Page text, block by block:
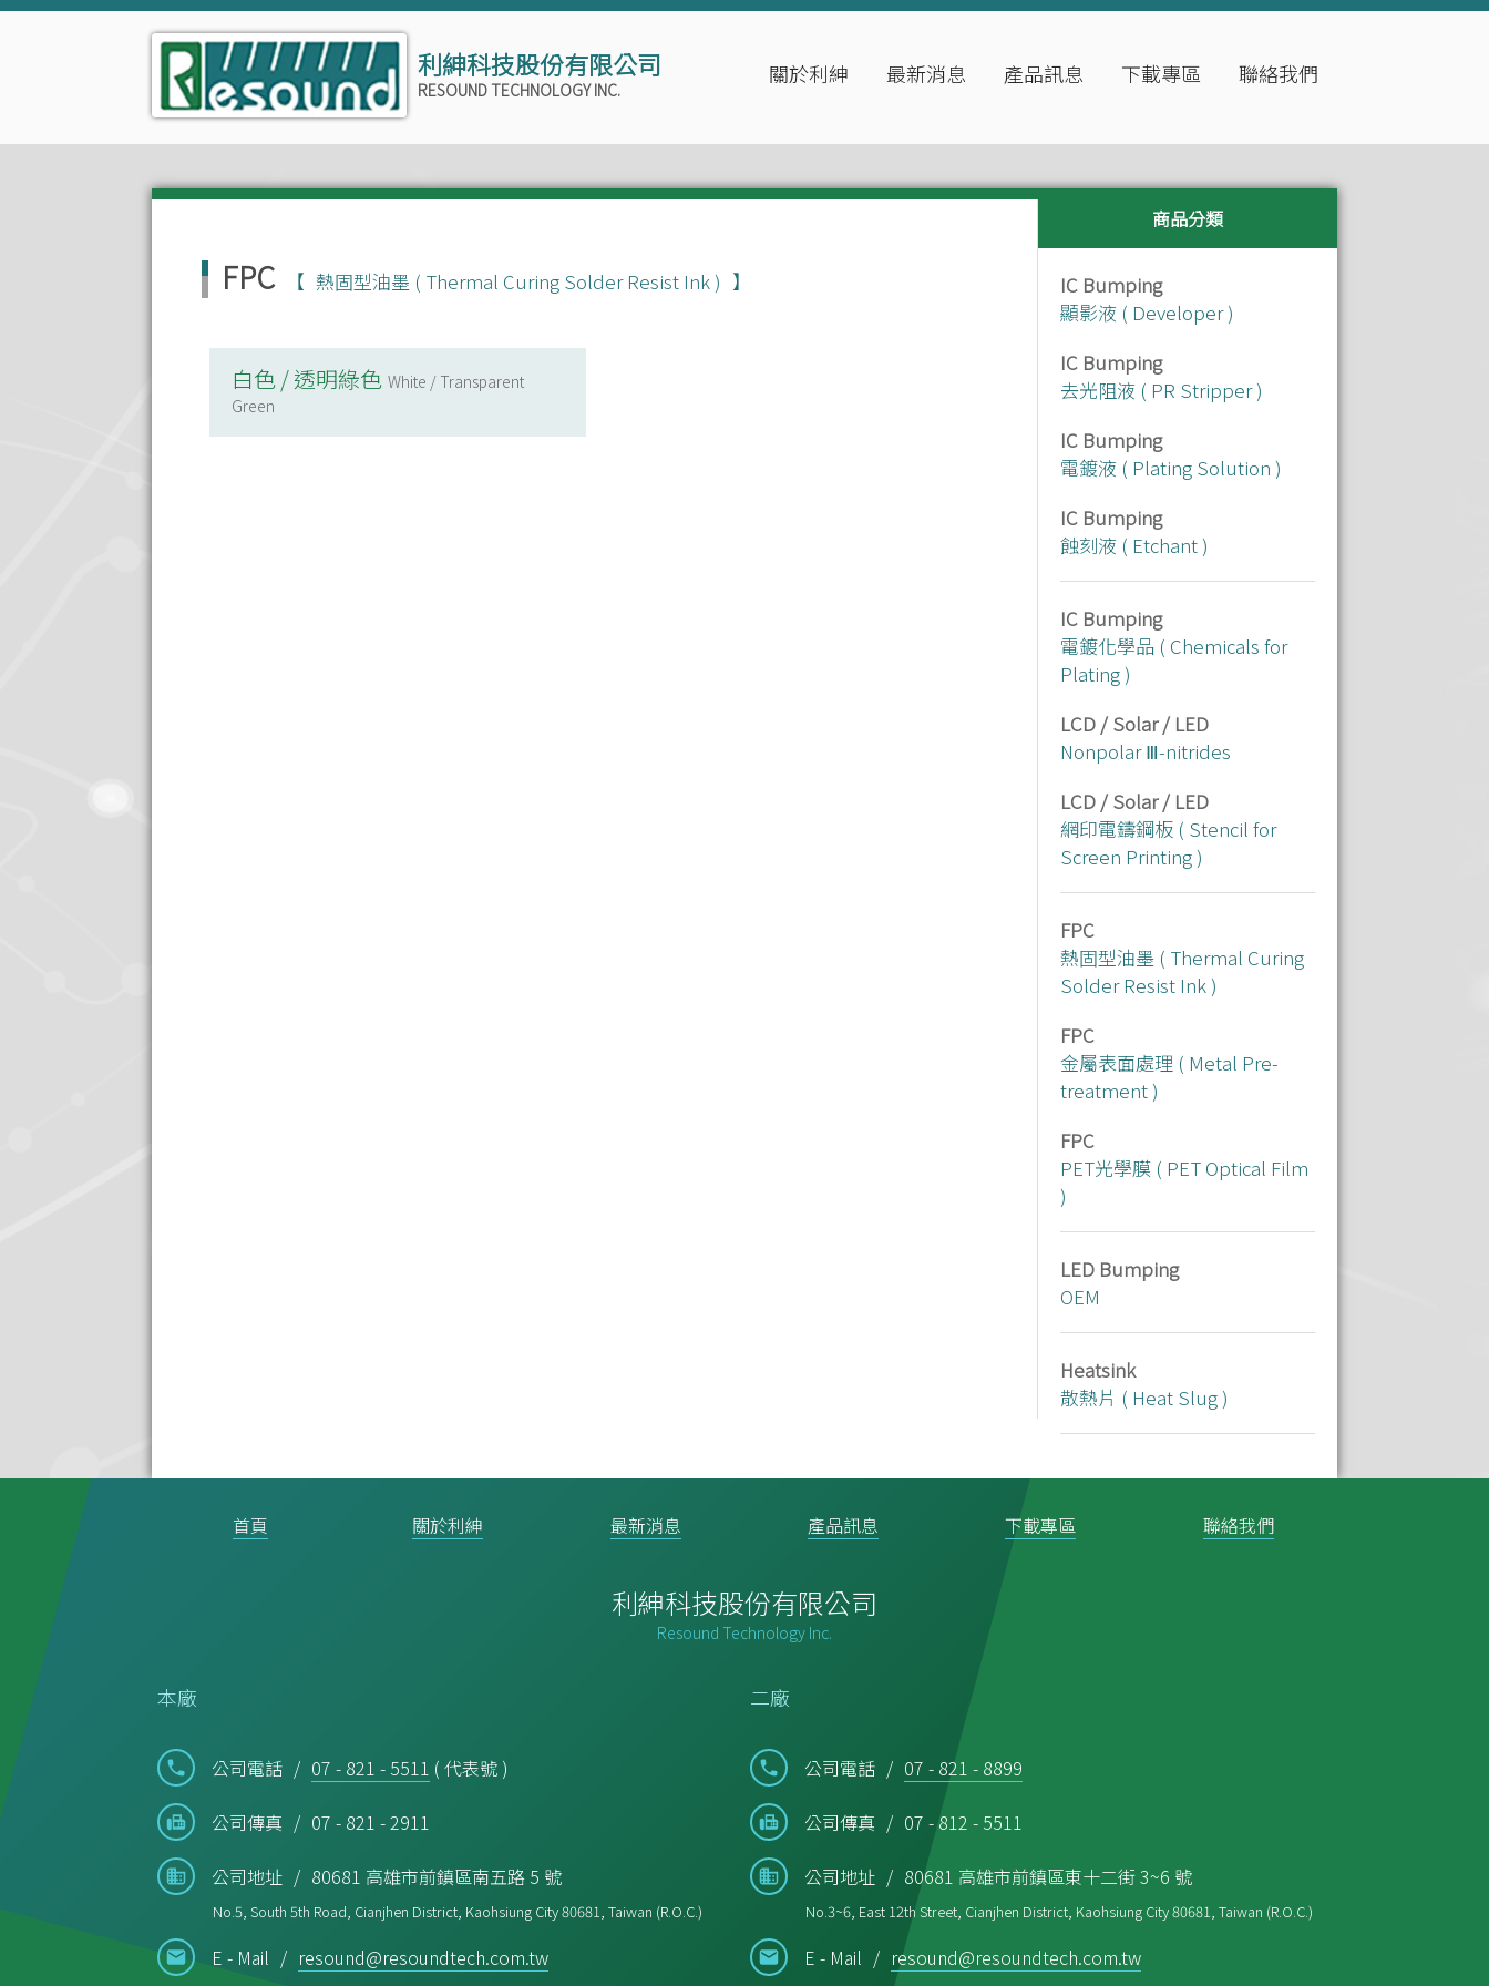
利紳科技股份有限公司
RESOUND TECHNOLOGY INC.
關於利紳 最新消息 產品訊息 下載專區 聯絡我們
商品分類
IC Bumping
顯影液 ( Developer )
IC Bumping
去光阻液 ( PR Stripper )
IC Bumping
電鍍液 ( Plating Solution )
IC Bumping
蝕刻液 ( Etchant )
IC Bumping
電鍍化學品 ( Chemicals for
Plating )
LCD / Solar / LED
Nonpolar Ⅲ-nitrides
LCD / Solar / LED
網印電鑄鋼板 ( Stencil for
Screen Printing )
FPC
熱固型油墨 ( Thermal Curing
Solder Resist Ink )
FPC
金屬表面處理 ( Metal Pre-
treatment )
FPC
PET光學膜 ( PET Optical Film
)
LED Bumping
OEM
Heatsink
散熱片 ( Heat Slug )
FPC 熱固型油墨 ( Thermal Curing Solder Resist Ink )
白色 / 透明綠色 White / Transparent
Green
首頁 關於利紳 最新消息 產品訊息 下載專區 聯絡我們
利紳科技股份有限公司
Resound Technology Inc.
本廠
公司電話 07 - 821 - 5511 ( 代表號 )
公司傳真 07 - 821 - 2911
公司地址 80681 高雄市前鎮區南五路 5 號
No.5, South 5th Road, Cianjhen District, Kaohsiung City 80681, Taiwan (R.O.C.)
E - Mail resound@resoundtech.com.tw
二廠
公司電話 07 - 821 - 8899
公司傳真 07 - 812 - 5511
公司地址 80681 高雄市前鎮區東十二街 3~6 號
No.3~6, East 12th Street, Cianjhen District, Kaohsiung City 80681, Taiwan (R.O.C.)
E - Mail resound@resoundtech.com.tw